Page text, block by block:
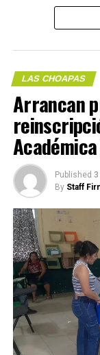
evento nacional.
individual. Le
de éxito a
seguros de que
LAS CHOAPAS
Arrancan
Published
By Staff